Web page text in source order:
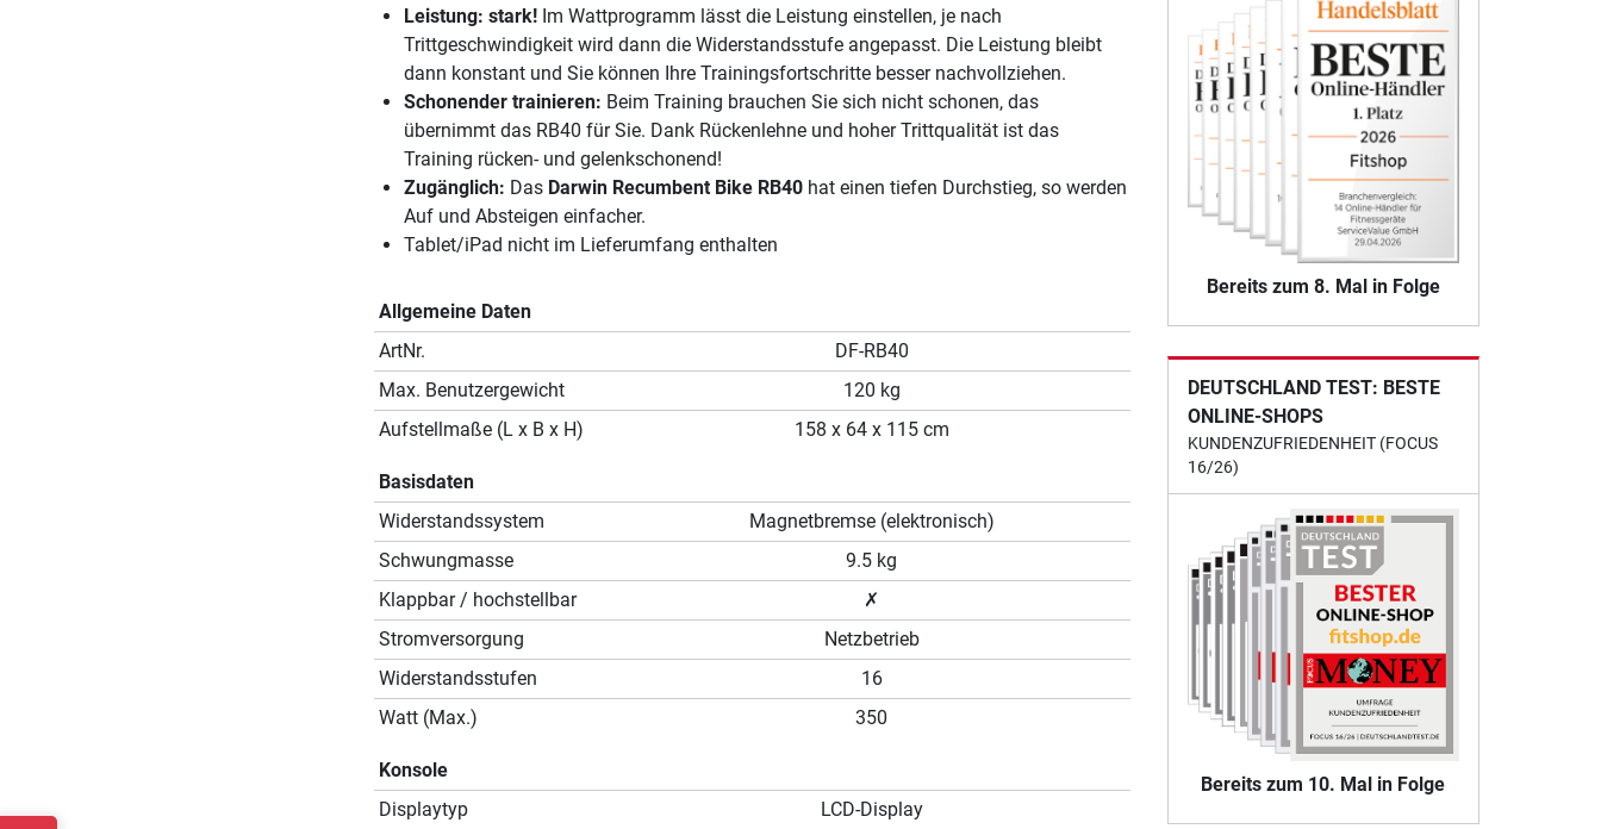
Leistung: stark!Im Wattprogramm lässt die Leistung einstellen, je nach
Trittgeschwindigkeit wird dann die Widerstandsstufe angepasst. Die Leistung bleibt
dann konstant und Sie können Ihre Trainingsfortschritte besser nachvollziehen.
Schonender trainieren: Beim Training brauchen Sie sich nicht schonen, das
übernimmt das RB40 für Sie. Dank Rückenlehne und hoher Trittqualität ist das
Training rücken- und gelenkschonend!
Zugänglich: Das Darwin Recumbent Bike RB40hat einen tiefen Durchstieg, so werden
Auf und Absteigen einfacher.
Tablet/iPad nicht im Lieferumfang enthalten
Allgemeine Daten
ArtNr.
DF-RB40
Max. Benutzergewicht
120 kg
Aufstellmaße (L x B x H)
158 x 64 x 115 cm
Basisdaten
Widerstandssystem
Magnetbremse (elektronisch)
Schwungmasse
9.5 kg
Klappbar / hochstellbar
✗
Stromversorgung
Netzbetrieb
Widerstandsstufen
16
Watt (Max.)
350
Konsole
Displaytyp
LCD-Display
Bereits zum 8. Mal in Folge
DEUTSCHLAND TEST: BESTE
ONLINE-SHOPS
KUNDENZUFRIEDENHEIT (FOCUS
16/26)
Bereits zum 10. Mal in Folge